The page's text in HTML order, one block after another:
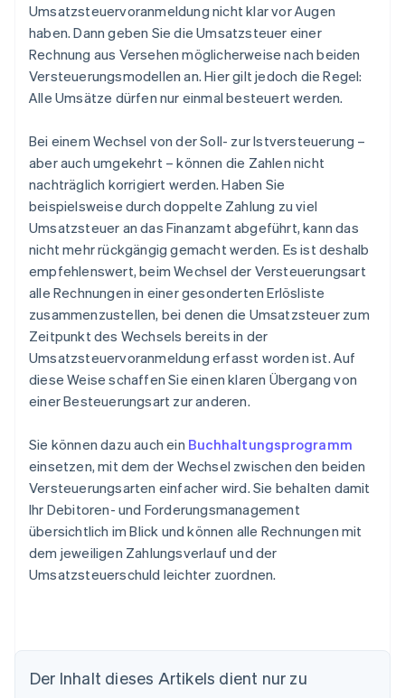
Umsatzsteuervoranmeldung nicht klar vor Augen
haben. Dann geben Sie die Umsatzsteuer einer
Rechnung aus Versehen möglicherweise nach beiden
Versteuerungsmodellen an. Hier gilt jedoch die Regel:
Alle Umsätze dürfen nur einmal besteuert werden.
Bei einem Wechsel von der Soll- zur Istversteuerung –
aber auch umgekehrt – können die Zahlen nicht
nachträglich korrigiert werden. Haben Sie
beispielsweise durch doppelte Zahlung zu viel
Umsatzsteuer an das Finanzamt abgeführt, kann das
nicht mehr rückgängig gemacht werden. Es ist deshalb
empfehlenswert, beim Wechsel der Versteuerungsart
alle Rechnungen in einer gesonderten Erlösliste
zusammenzustellen, bei denen die Umsatzsteuer zum
Zeitpunkt des Wechsels bereits in der
Umsatzsteuervoranmeldung erfasst worden ist. Auf
diese Weise schaffen Sie einen klaren Übergang von
einer Besteuerungsart zur anderen.
Sie können dazu auch ein Buchhaltungsprogramm
einsetzen, mit dem der Wechsel zwischen den beiden
Versteuerungsarten einfacher wird. Sie behalten damit
Ihr Debitoren- und Forderungsmanagement
übersichtlich im Blick und können alle Rechnungen mit
dem jeweiligen Zahlungsverlauf und der
Umsatzsteuerschuld leichter zuordnen.
Der Inhalt dieses Artikels dient nur zu